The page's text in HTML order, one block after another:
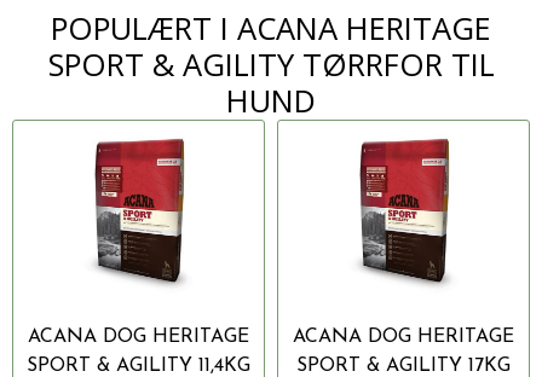
POPULÆRT I ACANA HERITAGE
SPORT & AGILITY TØRRFOR TIL
HUND
ACANA DOG HERITAGE
SPORT & AGILITY 11,4KG
ACANA DOG HERITAGE
SPORT & AGILITY 17KG